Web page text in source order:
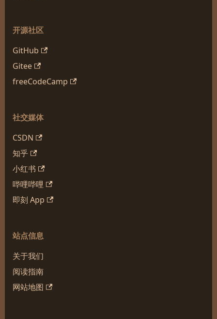
开源社区
GitHub
Gitee
freeCodeCamp
社交媒体
CSDN
知乎
小红书
哔哩哔哩
即刻 App
站点信息
关于我们
阅读指南
网站地图